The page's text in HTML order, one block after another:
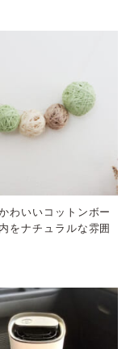
わいいコットンボー
をナチュラルな雰囲